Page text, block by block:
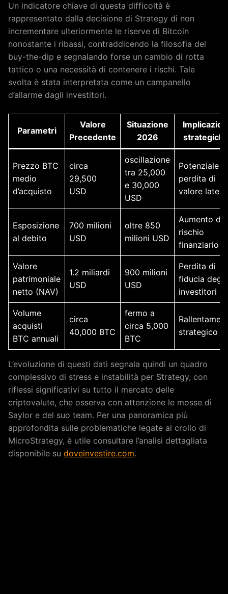
Un indicatore chiave di questa difficoltà è
rappresentato dalla decisione di Strategy di non
incrementare ulteriormente le riserve di Bitcoin
nonostante i ribassi, contraddicendo la filosofia del
buy-the-dip e segnalando forse un cambio di rotta
tattico o una necessità di contenere i rischi. Tale
svolta è stata interpretata come un campanello
d’allarme dagli investitori.
Parametri
Valore
Precedente
Situazione
2026
Prezzo BTC
medio
d’acquisto
circa
29,500
USD
oscillazione
tra 25,000
e 30,000
USD
Potenziale
perdita di
valore
Esposizione
al debito
700 milioni
USD
oltre 850
milioni USD
Aumento del
rischio
finanziario
Valore
patrimoniale
netto (NAV)
1.2 miliardi
USD
900 milioni
USD
Perdita di
fiducia degli
investitori
Volume
acquisti
BTC annuali
circa
40,000 BTC
fermo a
circa 5,000
BTC
strategico
L’evoluzione di questi dati segnala quindi un quadro
complessivo di stress e instabilità per Strategy, con
riflessi significativi su tutto il mercato delle
criptovalute, che osserva con attenzione le mosse di
Saylor e del suo team. Per una panoramica più
approfondita sulle problematiche legate al crollo di
MicroStrategy, è utile consultare l’analisi dettagliata
disponibile su doveinvestire.com.